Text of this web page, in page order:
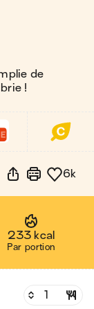
de
!
6k
233 kcal
Par portion